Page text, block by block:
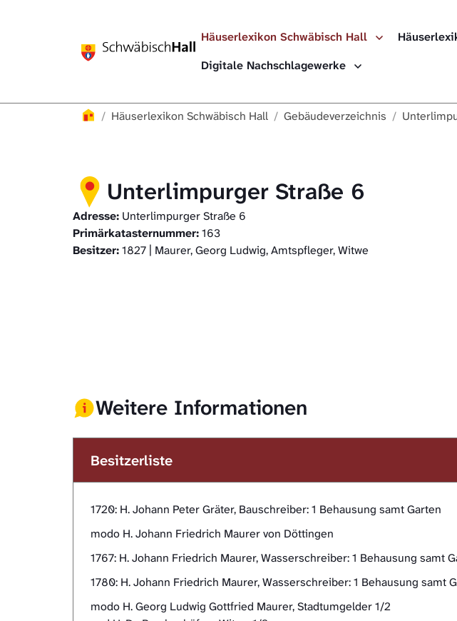
Häuserlexikon Schwäbisch Hall
Digitale Nachschlagewerke
Häuserlexikon
Häuserlexikon Schwäbisch Hall Gebäudeverzeichnis
Unterlimpurger Straße 6
Adresse: Unterlimpurger Straße 6
Primärkatasternummer:163
Besitzer:1827 | Maurer, Georg Ludwig, Amtspfleger, Witwe
Weitere Informationen
Besitzerliste
1720: H. Johann Peter Gräter, Bauschreiber: 1 Behausung samt Garten
modo H. Johann Friedrich Maurer von Döttingen
1767: H. Johann Friedrich Maurer, Wasserschreiber: 1 Behausung samt
1780: H. Johann Friedrich Maurer, Wasserschreiber: 1 Behausung samt
modo H. Georg Ludwig Gottfried Maurer, Stadtumgelder 1/2